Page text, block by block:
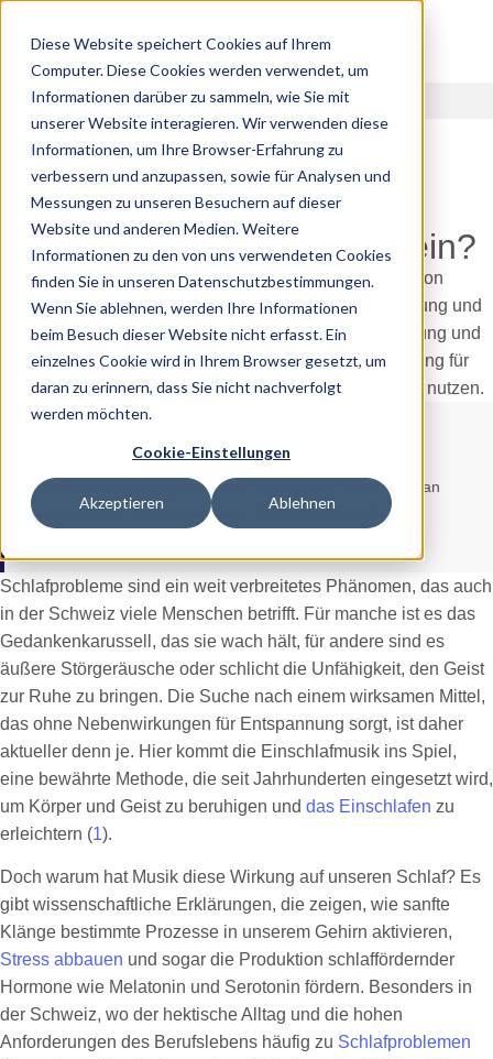
Diese Website speichert Cookies auf Ihrem
Computer. Diese Cookies werden verwendet, um
Informationen darüber zu sammeln, wie Sie mit
unserer Website interagieren. Wir verwenden diese
Informationen, um Ihre Browser-Erfahrung zu
verbessern und anzupassen, sowie für Analysen und
Messungen zu unseren Besuchern auf dieser
Website und anderen Medien. Weitere
Informationen zu den von uns verwendeten Cookies
finden Sie in unseren Datenschutzbestimmungen.
Wenn Sie ablehnen, werden Ihre Informationen
beim Besuch dieser Website nicht erfasst. Ein
einzelnes Cookie wird in Ihrem Browser gesetzt, um
daran zu erinnern, dass Sie nicht nachverfolgt
werden möchten.
Cookie-Einstellungen
Akzeptieren Ablehnen
22.09.2025
Einschlafmusik: Ja oder Nein?
Bildungszwecke gedacht und sollen keine professionelle
medizinische Beratung ersetzen. Wenden Sie sich immer an
Ihren Arzt oder Ihre Ärztin, bevor Sie neue Behandlungen
Schlafprobleme sind ein weit verbreitetes Phänomen, das auch
in der Schweiz viele Menschen betrifft. Für manche ist es das
Gedankenkarussell, das sie wach hält, für andere sind es
äußere Störgeräusche oder schlicht die Unfähigkeit, den Geist
zur Ruhe zu bringen. Die Suche nach einem wirksamen Mittel,
das ohne Nebenwirkungen für Entspannung sorgt, ist daher
aktueller denn je. Hier kommt die Einschlafmusik ins Spiel,
eine bewährte Methode, die seit Jahrhunderten eingesetzt wird,
um Körper und Geist zu beruhigen und das Einschlafen zu
erleichtern (1).
Doch warum hat Musik diese Wirkung auf unseren Schlaf? Es
gibt wissenschaftliche Erklärungen, die zeigen, wie sanfte
Klänge bestimmte Prozesse in unserem Gehirn aktivieren,
Stress abbauen und sogar die Produktion schlaffördernder
Hormone wie Melatonin und Serotonin fördern. Besonders in
der Schweiz, wo der hektische Alltag und die hohen
Anforderungen des Berufslebens häufig zu Schlafproblemen